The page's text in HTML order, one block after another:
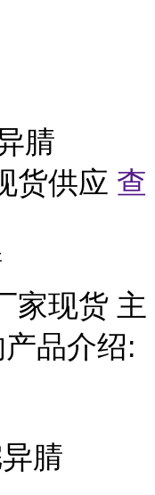
腈
货供应 查
家现货 主
品介绍:
腈